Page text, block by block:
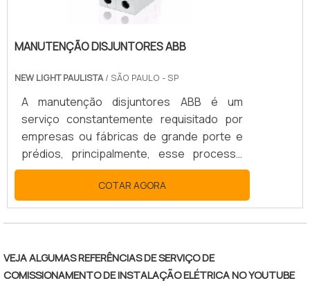
MANUTENÇÃO DISJUNTORES ABB
NEW LIGHT PAULISTA/ SÃO PAULO - SP
A manutenção disjuntores ABB é um
serviço constantemente requisitado por
empresas ou fábricas de grande porte e
prédios, principalmente, esse processo
tem a finalidade de realizar reparos nas
instalações ou até mesmo evitá-los. A
manutenção preventiva, deve acontecer
com certa frequência, o que gera a
além de ter um custo mais acessível para
os clientes. Já a manutenção corretiva,
COTAR AGORA
VEJA ALGUMAS REFERÊNCIAS DE SERVIÇO DE
COMISSIONAMENTO DE INSTALAÇÃO ELÉTRICA NO YOUTUBE